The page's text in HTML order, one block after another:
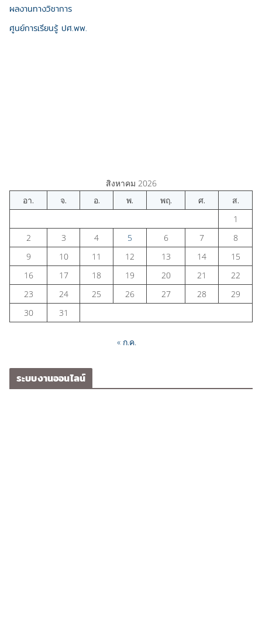
ผลงานทางวิชาการ
ศูนย์การเรียนรู้ ปศ.พพ.
สิงหาคม 2026
อา.
จ. อ. พ. พฤ. ศ.
ส.
1
2
3 4 5 6 7
8
9
10 11 12 13 14
15
16
17 18 19 20 21
22
23
24 25 26 27 28
29
30
31
« ก.ค.
ระบบงานออนไลน์